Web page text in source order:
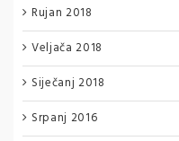
Rujan 2018
Veljača 2018
Siječanj 2018
Srpanj 2016